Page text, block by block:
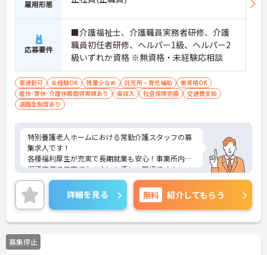
雇用形態
応募要件
■介護福祉士、介護職員実務者研修、介護
職員初任者研修、ヘルパー1級、ヘルパー2
級いずれか資格 ※無資格・未経験応相談
車通勤可 未経験OK 残業少なめ 託児所・育児補助
無資格OK
産休･育休･介護休暇取得実績あり
高収入 社会保険完備
交通費支給
退職金制度あり
特別養護老人ホームにおける常勤介護スタッフの募
集求人です！
各種福利厚生が充実で長期就業も安心！事業所内託
児所完備で子育て中の方にも優しい職場です！
ご興味ある方には、面接のポイントなど、さらに詳
細をお話致しますのでお気軽にご相談ください。
詳細を見る 無料 紹介してもらう
募集停止